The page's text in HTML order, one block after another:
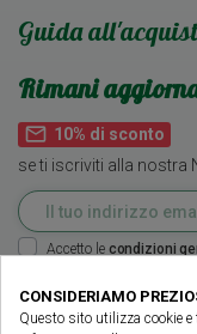
Guida
Rimani
mail_outline 10% di sconto
se ti iscriviti alla nostra
Accetto le condizioni
Seguici su
CONSIDERIAMO
Questo sito utilizza cookie